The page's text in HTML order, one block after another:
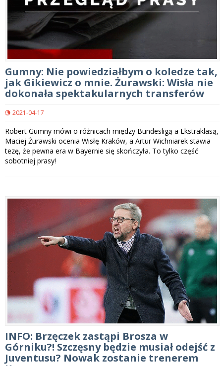
Gumny: Nie powiedziałbym o koledze tak,
jak Gikiewicz o mnie. Żurawski: Wisła nie
dokonała spektakularnych transferów
2021-04-17
Robert Gumny mówi o różnicach między Bundesligą a Ekstraklasą,
Maciej Żurawski ocenia Wisłę Kraków, a Artur Wichniarek stawia
tezę, że pewna era w Bayernie się skończyła. To tylko część
sobotniej prasy!
INFO: Brzęczek zastąpi Brosza w
Górniku?! Szczęsny będzie musiał odejść z
Juventusu? Nowak zostanie trenerem